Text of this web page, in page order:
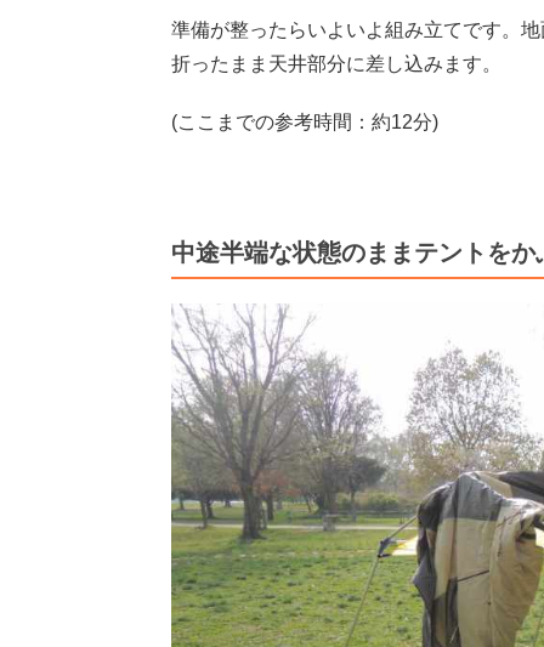
準備が整ったらいよいよ組み立てです。
折ったまま天井部分に差し込みます。
(ここまでの参考時間：約12分)
中途半端な状態のままテントをか